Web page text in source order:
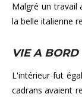
Malgré un travail
la belle italienne
VIE A BORD
L'intérieur fut
cadrans avaient